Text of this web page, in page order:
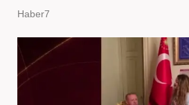
Haber7